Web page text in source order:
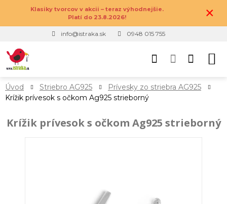
Klasiky tvorcov v akcii – teraz výhodnejšie.
Platí do 23.8.2026!
×
info@istraka.sk 0948 015 755
Úvod Striebro AG925
Prívesky zo striebra AG925
Krížik prívesok s očkom Ag925 strieborný
Krížik prívesok s očkom Ag925 strieborný